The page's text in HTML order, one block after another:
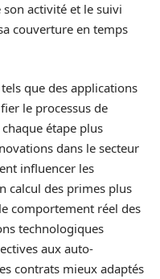
son activité et le suivi
couverture en temps
que des applications
le processus de
étape plus
dans le secteur
influencer les
calcul des primes plus
comportement réel des
technologiques
aux auto-
contrats mieux adaptés